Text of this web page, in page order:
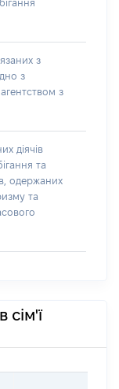
з
з
з
діячів
та
одержаних
та
сім'ї